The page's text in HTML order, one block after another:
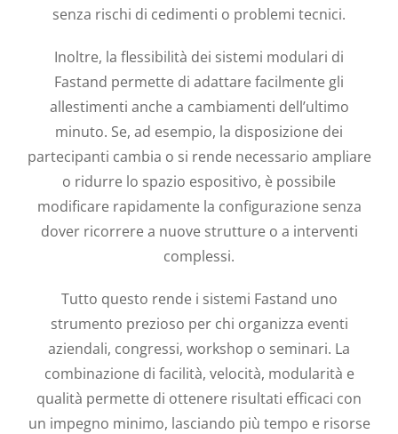
senza rischi di cedimenti o problemi tecnici.
Inoltre, la flessibilità dei sistemi modulari di
Fastand permette di adattare facilmente gli
allestimenti anche a cambiamenti dell’ultimo
minuto. Se, ad esempio, la disposizione dei
partecipanti cambia o si rende necessario ampliare
o ridurre lo spazio espositivo, è possibile
modificare rapidamente la configurazione senza
dover ricorrere a nuove strutture o a interventi
complessi.
Tutto questo rende i sistemi Fastand uno
strumento prezioso per chi organizza eventi
aziendali, congressi, workshop o seminari. La
combinazione di facilità, velocità, modularità e
qualità permette di ottenere risultati efficaci con
un impegno minimo, lasciando più tempo e risorse